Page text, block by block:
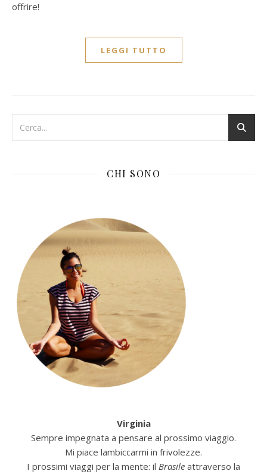
offrire!
LEGGI TUTTO
CHI SONO
Virginia
Sempre impegnata a pensare al prossimo viaggio.
Mi piace lambiccarmi in frivolezze.
I prossimi viaggi per la mente: il Brasile attraverso la